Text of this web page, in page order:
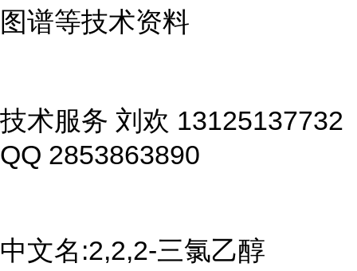
图谱等技术资料
技术服务 刘欢 13125137732
QQ 2853863890
中文名:2,2,2-三氯乙醇